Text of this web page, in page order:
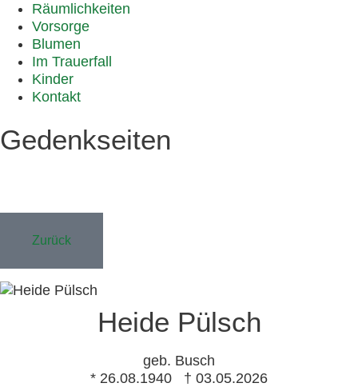
Räumlichkeiten
Vorsorge
Blumen
Im Trauerfall
Kinder
Kontakt
Gedenkseiten
Zurück
Heide Pülsch
geb. Busch
* 26.08.1940 † 03.05.2026